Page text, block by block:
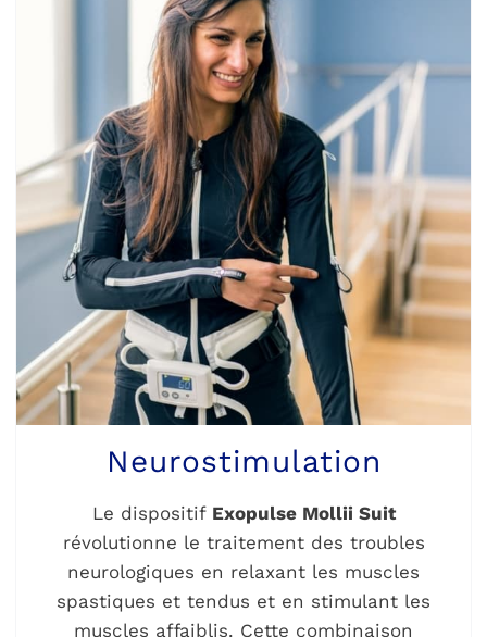
Neurostimulation
Le dispositif Exopulse Mollii Suit
révolutionne le traitement des troubles
neurologiques en relaxant les muscles
spastiques et tendus et en stimulant les
muscles affaiblis. Cette combinaison